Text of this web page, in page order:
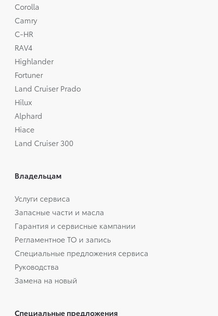
Corolla
Camry
C-HR
RAV4
Highlander
Fortuner
Land Cruiser Prado
Hilux
Alphard
Hiace
Land Cruiser 300
Владельцам
Услуги сервиса
Запасные части и масла
Гарантия и сервисные кампании
Регламентное ТО и запись
Специальные предложения сервиса
Руководства
Замена на новый
Специальные предложения